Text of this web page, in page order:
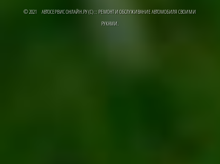
© 2021 АВТОСЕРВИС ОНЛАЙН.РУ (C) :: РЕМОНТ И ОБСЛУЖИВАНИЕ АВТОМОБИЛЯ СВОИМИ
РУКАМИ.